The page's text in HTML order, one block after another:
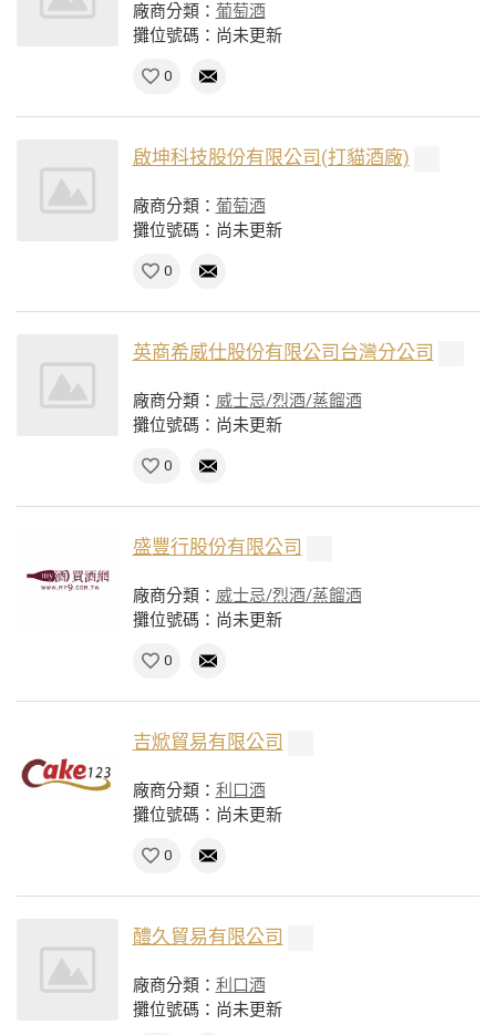
廠商分類： 葡萄酒
攤位號碼：尚未更新
0
啟坤科技股份有限公司(打貓酒廠)
廠商分類： 葡萄酒
攤位號碼：尚未更新
0
英商希威仕股份有限公司台灣分公司
廠商分類： 威士忌/烈酒/蒸餾酒
攤位號碼：尚未更新
0
盛豐行股份有限公司
廠商分類： 威士忌/烈酒/蒸餾酒
攤位號碼：尚未更新
0
吉焮貿易有限公司
廠商分類： 利口酒
攤位號碼：尚未更新
0
醴久貿易有限公司
廠商分類： 利口酒
攤位號碼：尚未更新